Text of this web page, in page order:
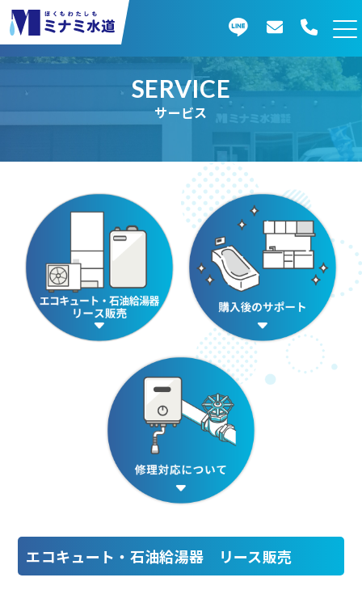
SERVICE
サービス
エコキュート・石油給湯器 リース販売